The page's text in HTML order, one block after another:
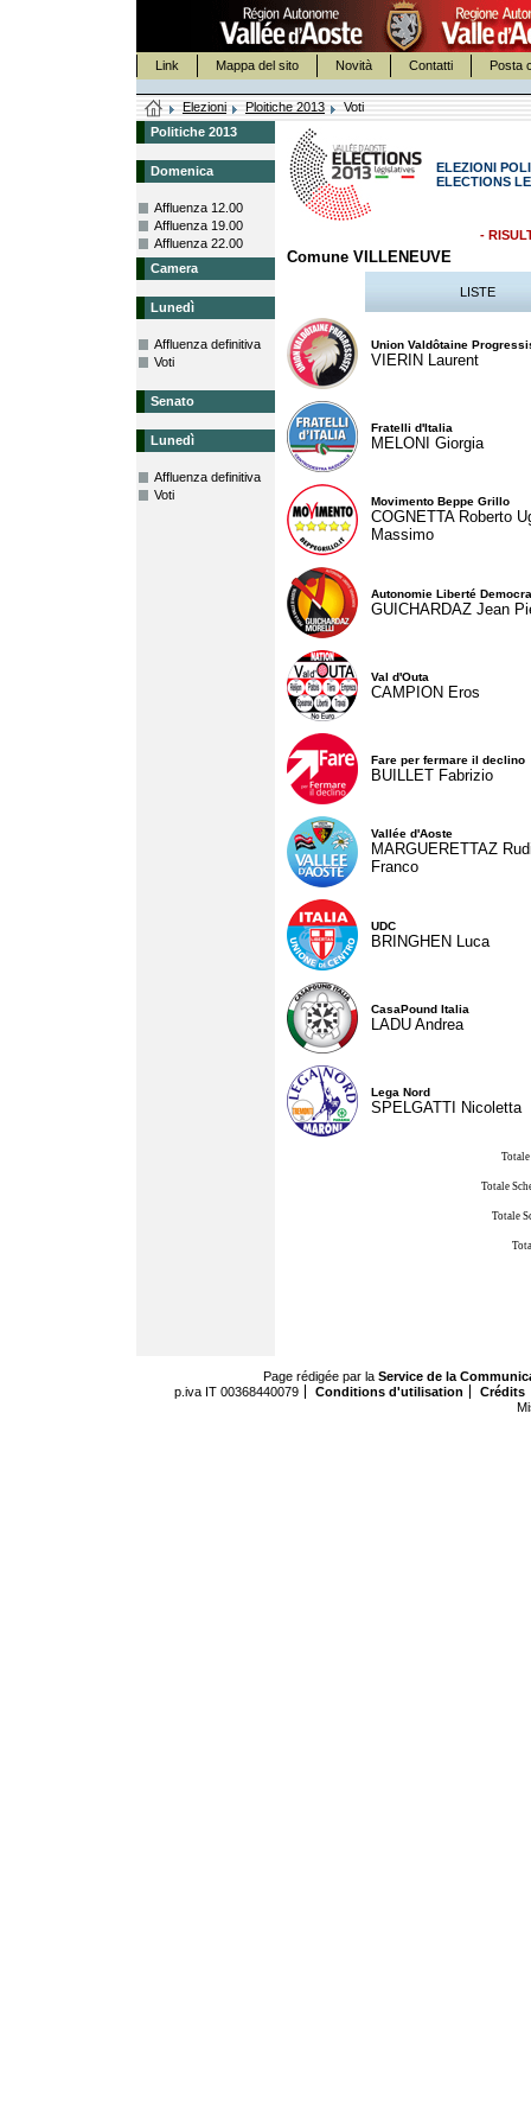
Link Mappa del sito Novità Contatti Posta
Elezioni Ploitiche 2013
Voti
Politiche 2013
Domenica
Affluenza 12.00
Affluenza 19.00
Affluenza 22.00
Camera
Lunedì
Affluenza definitiva
Voti
Senato
Lunedì
Affluenza definitiva
Voti
ELEZIONI
ELECTIONS
-
Comune VILLENEUVE
LISTE
Union Valdôtaine
VIERIN Laurent
Fratelli d'Italia
MELONI Giorgia
Movimento Beppe Grillo
COGNETTA Roberto
Massimo
Autonomie Liberté
GUICHARDAZ Jean
Val d'Outa
CAMPION Eros
Fare per fermare il declino
BUILLET Fabrizio
Vallée d'Aoste
MARGUERETTAZ
Franco
UDC
BRINGHEN Luca
CasaPound Italia
LADU Andrea
Lega Nord
SPELGATTI Nicoletta
Totale
Totale
Page rédigée par la Service de la
p.iva IT 00368440079
Conditions d'utilisation
Crédits